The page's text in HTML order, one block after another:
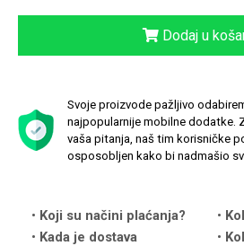
Dodaj u
Svoje proizvode pažljivo
najpopularnije mobilne dodatke.
vaša pitanja, naš tim korisničke
osposobljen kako bi nadmašio
Koji su načini plaćanja?
Kada je dostava
Love motivi I Need